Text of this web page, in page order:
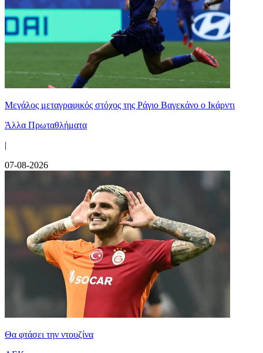
Μεγάλος μεταγραφικός στόχος της Ράγιο Βαγεκάνο ο Ικάρντι
Άλλα Πρωταθλήματα
|
07-08-2026
Θα φτάσει την ντουζίνα